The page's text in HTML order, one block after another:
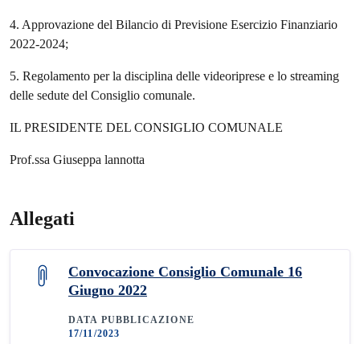
4. Approvazione del Bilancio di Previsione Esercizio Finanziario
2022-2024;
5. Regolamento per la disciplina delle videoriprese e lo streaming
delle sedute del Consiglio comunale.
IL PRESIDENTE DEL CONSIGLIO COMUNALE
Prof.ssa Giuseppa lannotta
Allegati
Convocazione Consiglio Comunale 16
Giugno 2022
DATA PUBBLICAZIONE
17/11/2023